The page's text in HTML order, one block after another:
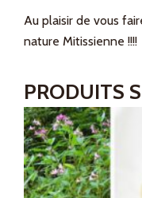
Au plaisir de vous
nature Mitissienne !!!!
PRODUITS